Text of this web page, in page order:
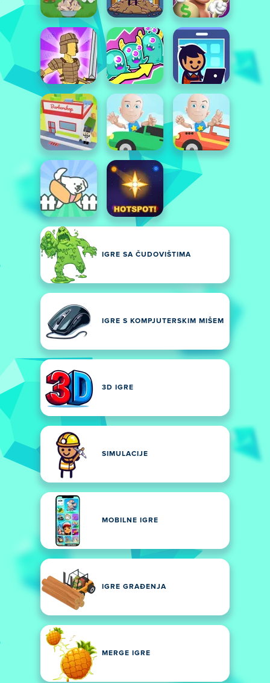
IGRE SA ČUDOVIŠTIMA
IGRE S KOMPJUTERSKIM MIŠEM
3D IGRE
SIMULACIJE
MOBILNE IGRE
IGRE GRAĐENJA
MERGE IGRE